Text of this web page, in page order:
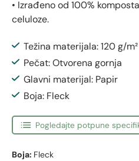
• Izrađeno od 100%
celuloze.
Težina materijala: 120 g/m²
Pečat: Otvorena gornja
Glavni materijal: Papir
Boja: Fleck
Pogledajte potpune
Boja: Fleck